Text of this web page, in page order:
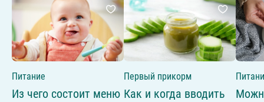
Питание
Из чего состоит меню
Первый прикорм
Как и когда вводить